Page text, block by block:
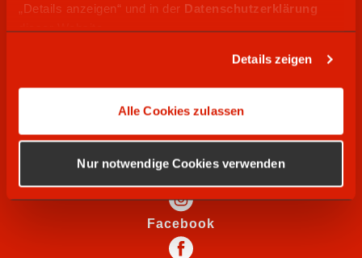
„Details anzeigen“ und in der Datenschutzerklärung
dieser Website.
Details zeigen
Alle Cookies zulassen
Nur notwendige Cookies verwenden
RECHTLICHES
SOCIAL MEDIA
Instagram
Facebook